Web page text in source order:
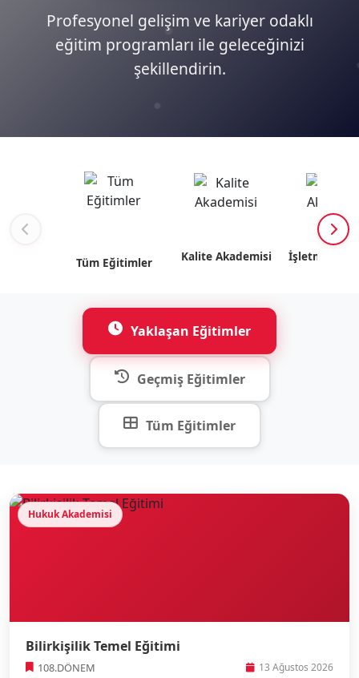
Profesyonel gelişim ve kariyer odaklı
eğitim programları ile geleceğinizi
şekillendirin.
Tüm Eğitimler Kalite Akademisi İşletme
Yaklaşan Eğitimler
Geçmiş Eğitimler
Tüm Eğitimler
Hukuk Akademisi
Bilirkişilik Temel Eğitimi
108.DÖNEM 13 Ağustos 2026